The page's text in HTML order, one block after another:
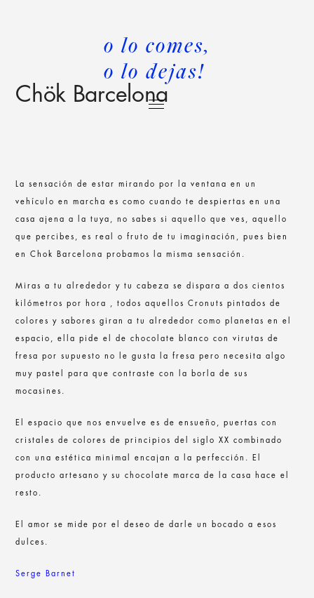
o lo comes,
o lo dejas!
Chök Barcelona
La sensación de estar mirando por la ventana en un
vehículo en marcha es como cuando te despiertas en una
casa ajena a la tuya, no sabes si aquello que ves, aquello
que percibes, es real o fruto de tu imaginación, pues bien
en Chok Barcelona probamos la misma sensación.
Miras a tu alrededor y tu cabeza se dispara a dos cientos
kilómetros por hora , todos aquellos Cronuts pintados de
colores y sabores giran a tu alrededor como planetas en el
espacio, ella pide el de chocolate blanco con virutas de
fresa por supuesto no le gusta la fresa pero necesita algo
muy pastel para que contraste con la borla de sus
mocasines.
El espacio que nos envuelve es de ensueño, puertas con
cristales de colores de principios del siglo XX combinado
con una estética minimal encajan a la perfección. El
producto artesano y su chocolate marca de la casa hace el
resto.
El amor se mide por el deseo de darle un bocado a esos
dulces.
Serge Barnet